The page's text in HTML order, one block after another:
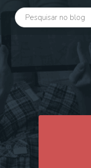
buscar no blog